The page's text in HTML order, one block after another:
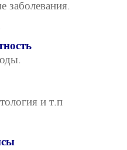
заболевания.
и т.п